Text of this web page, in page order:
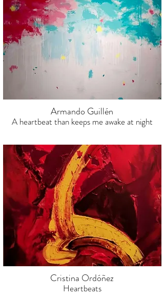
Armando Guillén
A heartbeat than keeps me awake at night
Cristina Ordóñez
Heartbeats